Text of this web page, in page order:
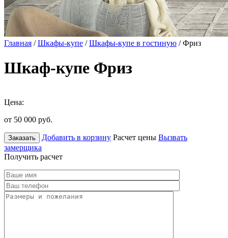
Главная /Шкафы-купе /Шкафы-купе в гостиную / Фриз
Шкаф-купе Фриз
Цена:
от 50 000 руб.
Заказать Добавить в корзину Расчет цены Вызвать
замерщика
Получить расчет